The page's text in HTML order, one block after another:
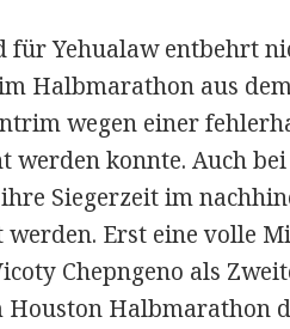
für Yehualaw entbehrt
Halbmarathon aus
wegen einer
werden konnte. Auch
Siegerzeit im
Erst eine volle
Chepngeno als
Houston Halbmarathon